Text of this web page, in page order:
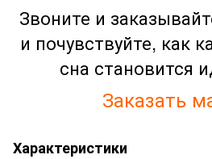
Звоните и
и почувствуйте, как
сна становится
Заказать
Характеристики